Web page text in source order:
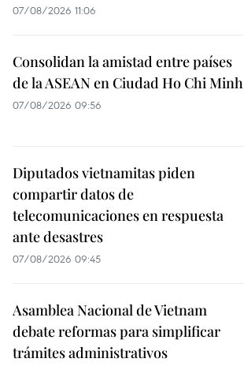
07/08/2026 11:06
Consolidan la amistad entre países
de la ASEAN en Ciudad Ho Chi Minh
07/08/2026 09:56
Diputados vietnamitas piden
compartir datos de
telecomunicaciones en respuesta
ante desastres
07/08/2026 09:45
Asamblea Nacional de Vietnam
debate reformas para simplificar
trámites administrativos